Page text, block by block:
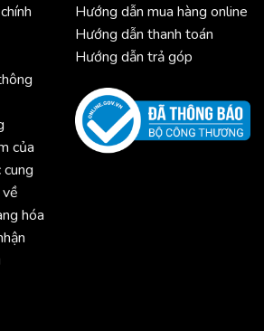
của
hóa
Hướng dẫn mua hàng online
Hướng dẫn thanh toán
Hướng dẫn trả góp